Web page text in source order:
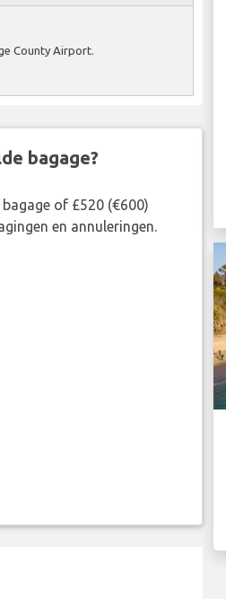
County Airport.
bagage?
of £520 (€600)
en annuleringen.